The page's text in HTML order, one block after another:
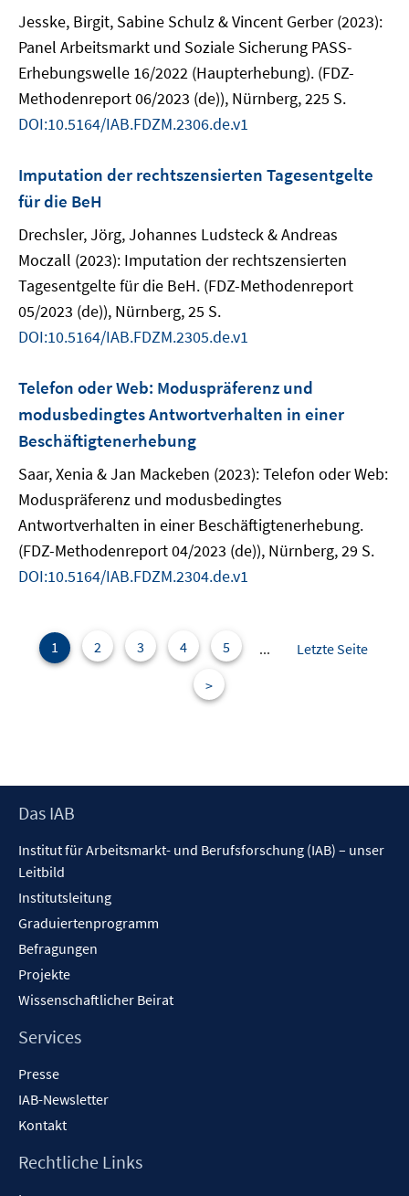
Jesske, Birgit, Sabine Schulz & Vincent Gerber (2023):
Panel Arbeitsmarkt und Soziale Sicherung PASS-
Erhebungswelle 16/2022 (Haupterhebung). (FDZ-
Methodenreport 06/2023 (de)), Nürnberg, 225 S.
DOI:10.5164/IAB.FDZM.2306.de.v1
Imputation der rechtszensierten Tagesentgelte
für die BeH
Drechsler, Jörg, Johannes Ludsteck & Andreas
Moczall (2023): Imputation der rechtszensierten
Tagesentgelte für die BeH. (FDZ-Methodenreport
05/2023 (de)), Nürnberg, 25 S.
DOI:10.5164/IAB.FDZM.2305.de.v1
Telefon oder Web: Moduspräferenz und
modusbedingtes Antwortverhalten in einer
Beschäftigtenerhebung
Saar, Xenia & Jan Mackeben (2023): Telefon oder Web:
Moduspräferenz und modusbedingtes
Antwortverhalten in einer Beschäftigtenerhebung.
(FDZ-Methodenreport 04/2023 (de)), Nürnberg, 29 S.
DOI:10.5164/IAB.FDZM.2304.de.v1
1 2 3 4 5 ...
Letzte Seite
>
Footer
Das IAB
Institut für Arbeitsmarkt- und Berufsforschung (IAB) – unser
Leitbild
Institutsleitung
Graduiertenprogramm
Befragungen
Projekte
Wissenschaftlicher Beirat
Services
Presse
IAB-Newsletter
Kontakt
Rechtliche Links